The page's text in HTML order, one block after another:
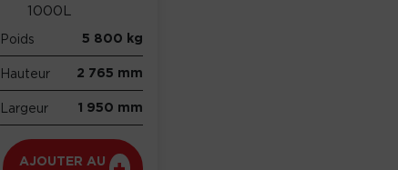
1000L
Poids 5 800 kg
Hauteur 2 765 mm
Largeur 1 950 mm
AJOUTER AU